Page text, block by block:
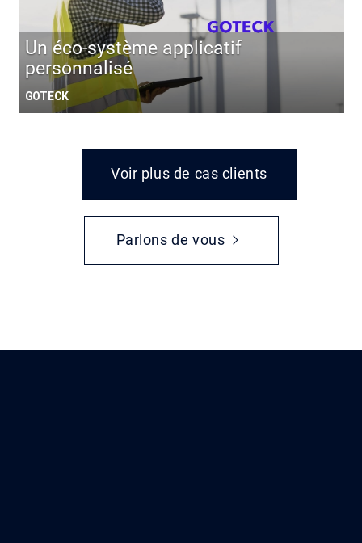
Un éco-système applicatif
personnalisé
GOTECK
Voir plus de cas clients
Parlons de vous